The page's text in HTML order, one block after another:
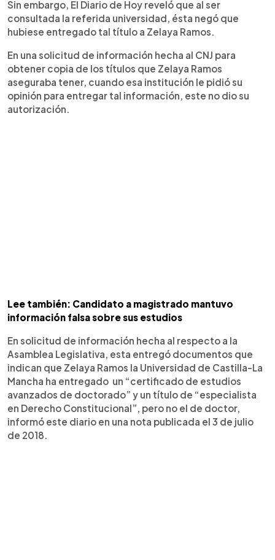
Sin embargo, El Diario de Hoy reveló que al ser
consultada la referida universidad, ésta negó que
hubiese entregado tal título a Zelaya Ramos.
En una solicitud de información hecha al CNJ para
obtener copia de los títulos que Zelaya Ramos
aseguraba tener, cuando esa institución le pidió su
opinión para entregar tal información, este no dio su
autorización.
Lee también: Candidato a magistrado mantuvo
información falsa sobre sus estudios
En solicitud de información hecha al respecto a la
Asamblea Legislativa, esta entregó documentos que
indican que Zelaya Ramos la Universidad de Castilla-La
Mancha ha entregado un “certificado de estudios
avanzados de doctorado” y un título de “especialista
en Derecho Constitucional”, pero no el de doctor,
informó este diario en una nota publicada el 3 de julio
de 2018.